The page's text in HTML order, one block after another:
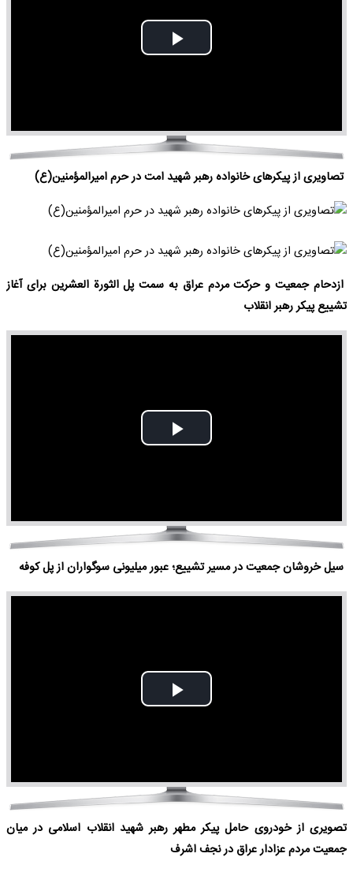
Play
تصاویری از پیکرهای خانواده رهبر شهید امت در حرم امیرالمؤمنین(ع)
ازدحام جمعیت و حرکت مردم عراق به سمت پل الثورة العشرین برای آغاز
تشییع پیکر رهبر انقلاب
Play
سیل خروشان جمعیت در مسیر تشییع؛ عبور میلیونی سوگواران از پل کوفه
Play
تصویری از خودروی حامل پیکر مطهر رهبر شهید انقلاب اسلامی در میان
جمعیت مردم عزادار عراق در نجف اشرف